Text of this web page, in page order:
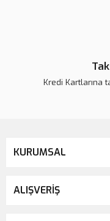
Kredi Kartlarına
KURUMSAL
ALIŞVERİŞ